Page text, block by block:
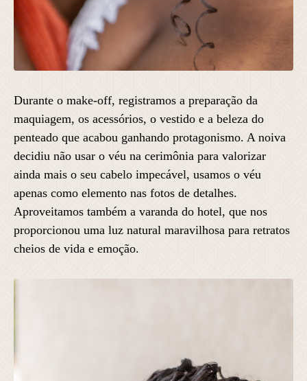
Durante o make-off, registramos a preparação da
maquiagem, os acessórios, o vestido e a beleza do
penteado que acabou ganhando protagonismo. A noiva
decidiu não usar o véu na cerimônia para valorizar
ainda mais o seu cabelo impecável, usamos o véu
apenas como elemento nas fotos de detalhes.
Aproveitamos também a varanda do hotel, que nos
proporcionou uma luz natural maravilhosa para retratos
cheios de vida e emoção.